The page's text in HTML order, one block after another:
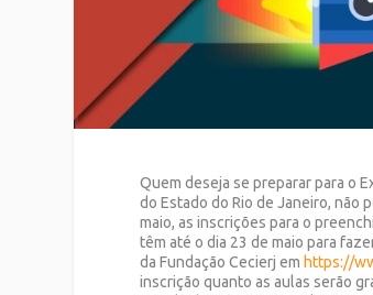
Quem deseja se preparar para o
do Estado do Rio de Janeiro, não
maio, as inscrições para o
têm até o dia 23 de maio para
da Fundação Cecierj emhttps://
inscrição quanto as aulas serão